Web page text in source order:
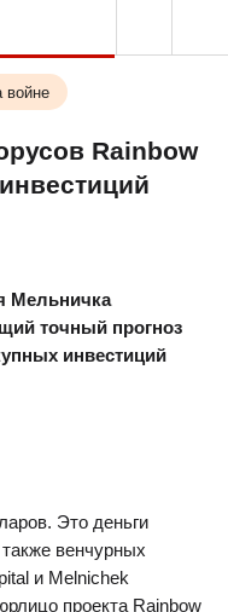
войне
Rainbow
Мельничка
точный прогноз
инвестиций
Это деньги
венчурных
и Melnichek
проекта Rainbow